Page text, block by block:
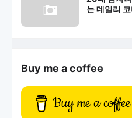
는 데일리
Buy me a coffee
Buy me a coffee